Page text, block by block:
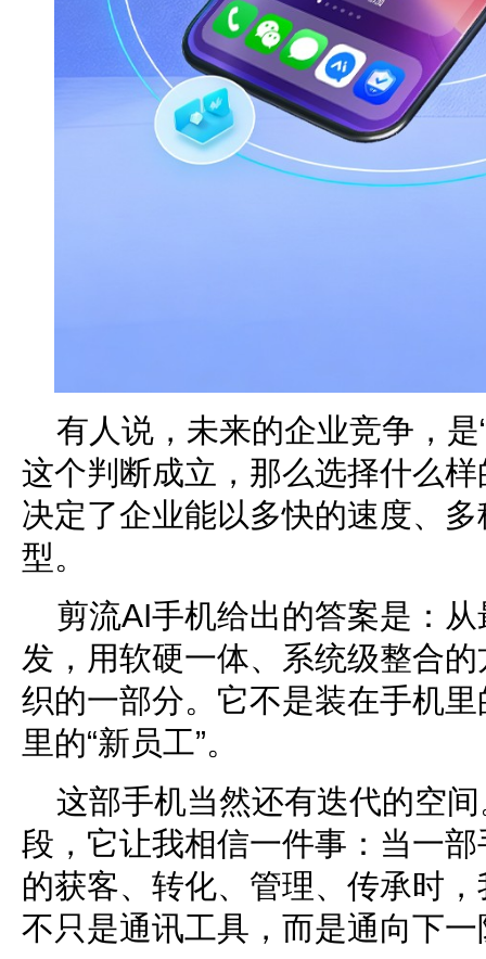
有人说，未来的企业竞争，是
这个判断成立，那么选择什么
决定了企业能以多快的速度、
型。
剪流AI手机给出的答案是：
发，用软硬一体、系统级整合
织的一部分。它不是装在手机
里的“新员工”。
这部手机当然还有迭代的空
段，它让我相信一件事：当一
的获客、转化、管理、传承时
不只是通讯工具，而是通向下